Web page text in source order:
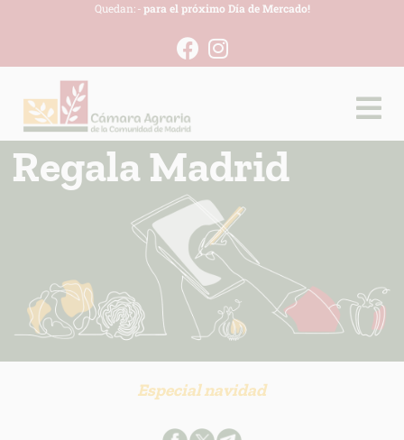
Quedan: -para el próximo Día de Mercado!
Regala Madrid
Especial navidad